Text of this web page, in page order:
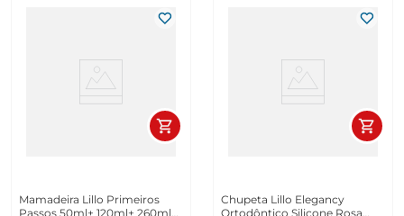
Mamadeira Lillo Primeiros
Passos 50ml+ 120ml+ 260ml
Chupeta Lillo Elegancy
Ortodôntico Silicone Rosa